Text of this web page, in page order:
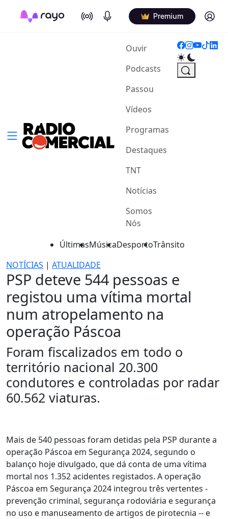
On Air Podcasts Premium Log in
Ouvir(current)
Podcasts
Passou
Vídeos
Programas
Destaques
TNT
Notícias
Somos
Nós
ÚltimasMúsicaDesportoTrânsito
NOTÍCIAS | ATUALIDADE
PSP deteve 544 pessoas e
registou uma vítima mortal
num atropelamento na
operação Páscoa
Foram fiscalizados em todo o
território nacional 20.300
condutores e controladas por radar
60.562 viaturas.
Mais de 540 pessoas foram detidas pela PSP durante a
operação Páscoa em Segurança 2024, segundo o
balanço hoje divulgado, que dá conta de uma vítima
mortal nos 1.352 acidentes registados. A operação
Páscoa em Segurança 2024 integrou três vertentes -
prevenção criminal, segurança rodoviária e segurança
no uso e manuseamento de artigos de pirotecnia -- e